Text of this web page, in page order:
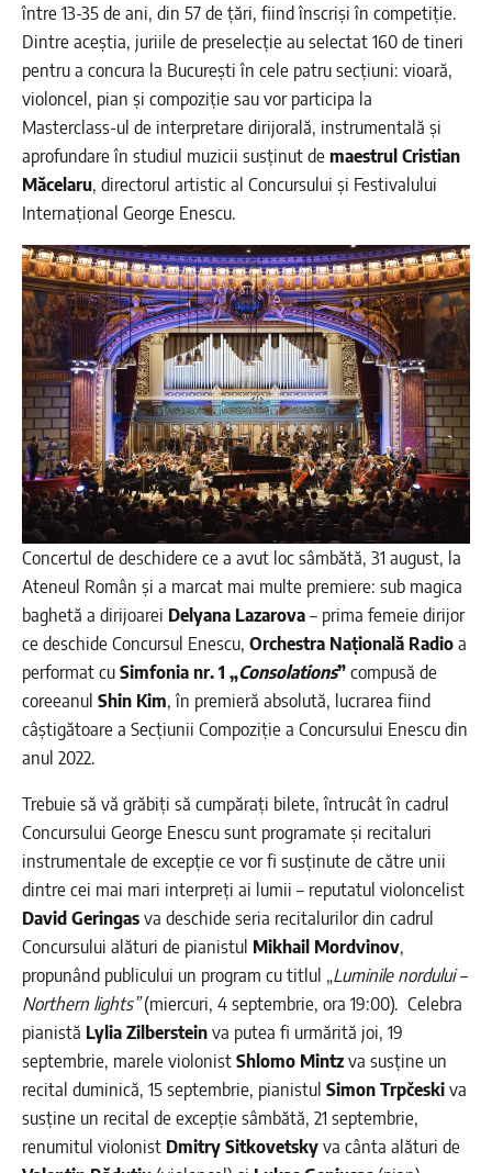
între 13-35 de ani, din 57 de țări, fiind înscriși în competiție.
Dintre aceștia, juriile de preselecție au selectat 160 de tineri
pentru a concura la București în cele patru secțiuni: vioară,
violoncel, pian și compoziție sau vor participa la
Masterclass-ul de interpretare dirijorală, instrumentală și
aprofundare în studiul muzicii susținut demaestrul Cristian
Măcelaru, directorul artistic al Concursului și Festivalului
Internațional George Enescu.
Concertul de deschidere ce a avut loc sâmbătă, 31 august, la
Ateneul Român și a marcat mai multe premiere: sub magica
baghetă a dirijoarei Delyana Lazarova– prima femeie dirijor
ce deschide Concursul Enescu, Orchestra Națională Radioa
performat cuSimfonia nr. 1 „Consolations”compusă de
coreeanul Shin Kim, în premieră absolută, lucrarea fiind
câștigătoare a Secțiunii Compoziție a Concursului Enescu din
anul 2022.
Trebuie să vă grăbiți să cumpărați bilete, întrucât în cadrul
Concursului George Enescu sunt programate și recitaluri
instrumentale de excepție ce vor fi susținute de către unii
dintre cei mai mari interpreți ai lumii – reputatul violoncelist
David Geringasva deschide seria recitalurilor din cadrul
Concursului alături de pianistul Mikhail Mordvinov,
propunând publicului un program cu titlul „Luminile nordului –
Northern lights”(miercuri, 4 septembrie, ora 19:00). Celebra
pianistă Lylia Zilbersteinva putea fi urmărită joi, 19
septembrie, marele violonistShlomo Mintzva susține un
recital duminică, 15 septembrie, pianistul Simon Trpčeskiva
susține un recital de excepție sâmbătă, 21 septembrie,
renumitul violonist Dmitry Sitkovetskyva cânta alături de